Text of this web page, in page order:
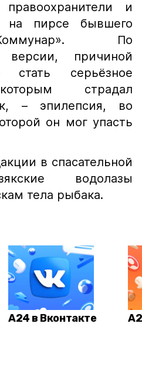
и
на пирсе бывшего
По
версии, причиной
стать серьёзное
страдал
– эпилепсия, во
он мог упасть
в спасательной
водолазы
тела рыбака.
А24 в Вконтакте